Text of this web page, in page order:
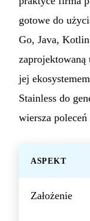
gotowe do
Go, Java,
zaprojektowaną
jej
Stainless do
wiersza
ASPEKT
Założenie